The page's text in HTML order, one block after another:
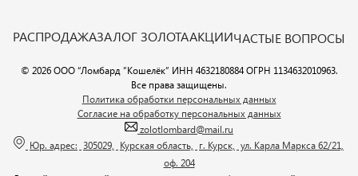
РАСПРОДАЖАЗАЛОГ ЗОЛОТААКЦИИЧАСТЫЕ ВОПРОСЫ
© 2026 ООО “Ломбард ”Кошелёк” ИНН 4632180884 ОГРН 1134632010963.
Все права защищены.
Политика обработки персональных данных
Согласие на обработку персональных данных
zolotlombard@mail.ru
Юр. адрес: 305029, Курская область, г. Курск,
ул. Карла Маркса 62/21,
оф. 204